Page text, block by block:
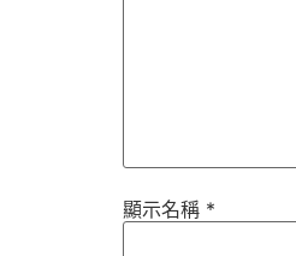
顯示名稱 *